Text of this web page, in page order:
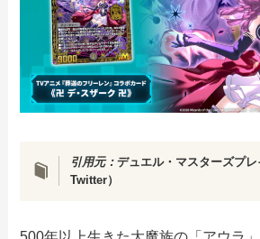
引用元： デュエル・マスターズプ
Twitter）